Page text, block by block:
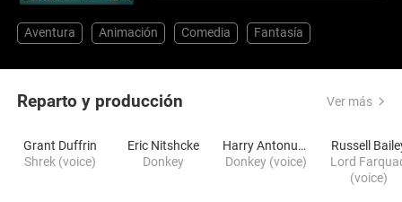
Aventura Animación Comedia Fantasía
Reparto y producción Ver más
Grant Duffrin
Shrek (voice)
Eric Nitshcke
Donkey
Harry Antonucci
Donkey (voice)
Russell
Lord
(voice)